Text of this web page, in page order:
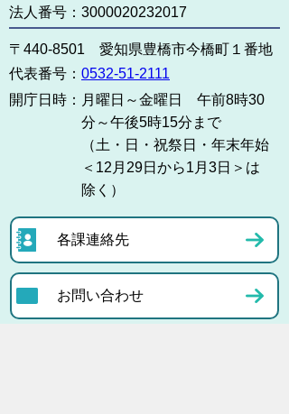
法人番号：3000020232017
〒440-8501 愛知県豊橋市今橋町１番地
代表番号： 0532-51-2111
開庁日時： 月曜日～金曜日 午前8時30
分～午後5時15分まで
（土・日・祝祭日・年末年始
＜12月29日から1月3日＞は
除く）
各課連絡先
お問い合わせ